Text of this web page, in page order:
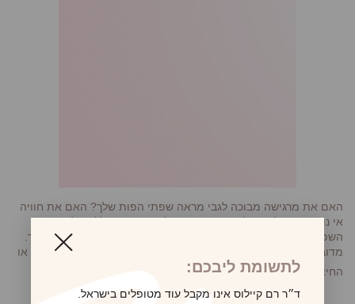
האם את מרגישה מבוכה לגבי מראה שפתי הפות שלך? האם את חוויה
אי נוחות במהלך פעילות מינית או פעילות גופנית בגלל גודל או צורת
השפתיים? אם כן, ייתכן שניתוח לעיצוב שפתי הפות יכול להתאים לך.
מדובר על הליך כירורגי המקטין ומשנה את צורת השפתיים הפנימיות או
החיצוניות של הפות. הוא...למאמר המלאלתשומת ליבכם:
ד״ר רם קיילוס אינו מקבל עוד מטופלים בישראל.